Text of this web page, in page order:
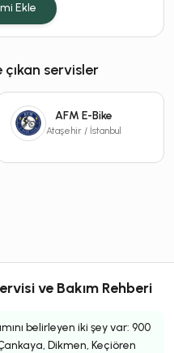
Ekle
servisler
AFM E-Bike
Ataşehir / İstanbul
ve Bakım Rehberi
belirleyen iki şey var: 900
Dikmen, Keçiören